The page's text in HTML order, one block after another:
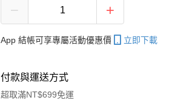
App 結帳可享專屬活動優惠價 立即下載
付款與運送方式
超取滿NT$699免運